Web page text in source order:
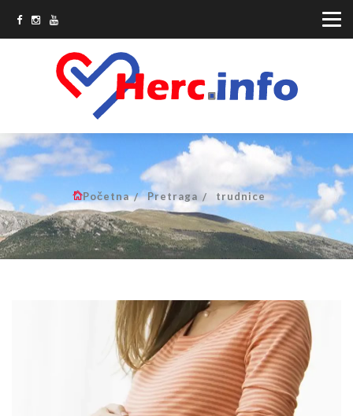
Početna Pretraga trudnice